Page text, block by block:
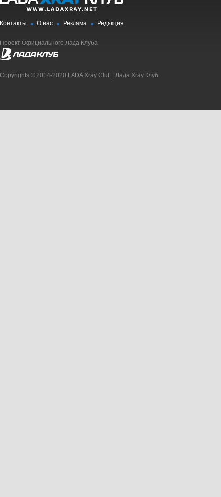
Контакты О нас Реклама Редакция
Проект Официального Лада Клуба
Copyrights © 2014-2020 LADA Xray Club | Лада Xray Клуб